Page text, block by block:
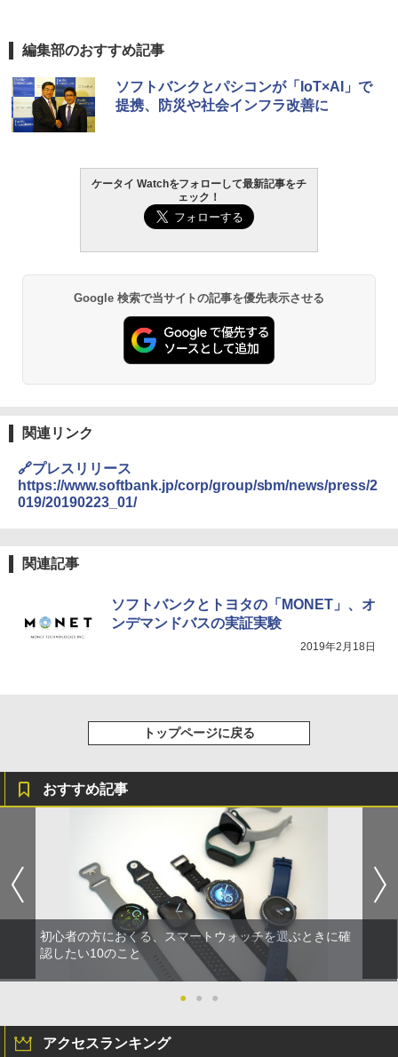
編集部のおすすめ記事
ソフトバンクとパシコンが「IoT×AI」で
提携、防災や社会インフラ改善に
ケータイ Watchをフォローして最新記事をチ
ェック！
Google 検索で当サイトの記事を優先表示させる
関連リンク
🔗プレスリリース
https://www.softbank.jp/corp/group/sbm/news/press/2
019/20190223_01/
関連記事
ソフトバンクとトヨタの「MONET」、オ
ンデマンドバスの実証実験
2019年2月18日
トップページに戻る
おすすめ記事
初心者の方におくる、スマートウォッチを選ぶときに確
認したい10のこと
● ● ●
アクセスランキング